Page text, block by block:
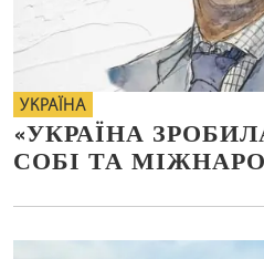
УКРАЇНА
«УКРАЇНА
СОБІ ТА